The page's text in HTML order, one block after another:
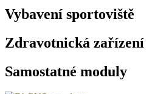
Vybavení sportoviště
Zdravotnická zařízení
Samostatné moduly